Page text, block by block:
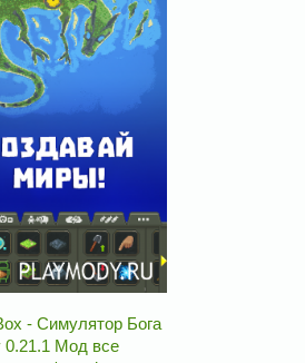
- Симулятор Бога
0.21.1 Мод все